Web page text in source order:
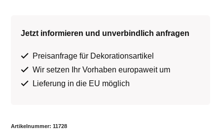
No.2Jetzt informieren und unverbindlich anfragen
Preisanfrage für Dekorationsartikel
Wir setzen Ihr Vorhaben europaweit um
Lieferung in die EU möglich
Artikelnummer: 11728